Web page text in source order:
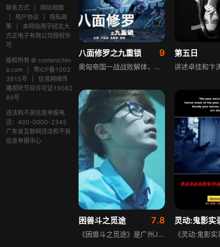
联系方式
网站地图
用户协议
隐私政
策
本网站用字经北大
方正电子有限公司授权许
可
版权所有 © contentchin
a.com
粤ICP备1002
3915号
信息网络传
播视听节目许可证19082
89号
违法和不良信息举报电
话：400-0000-2345
广东省互联网违法和不良
信息举报中心
八面修罗之九重锁 9
奥匈帝国一战战败解体，战败国军官卡尔和火药专家玛丽研制出有九重机关的炸弹，决定用炸弹一举炸死所有协约国驻华官员，北洋对外特工组织猎盟会成员沈错及队友排除万难，拆除炸弹，最终阻止了这场阴谋，重归和平
第五日
困兽斗之觅途 7.8
《困兽斗之觅途》是广州JE杰娱摄制的微电影，讲述事业上被主管压制、努力不被肯定的白领阿忠，因醉酒坠入密室空间，与同坠的主管对峙的故事。影片以阴暗风格拍摄，寓意反映当代年轻人面对挫折迷茫时，应正视困境、寻找正确方向，而非逃避，敌人只有自己。
灵动:鬼影实